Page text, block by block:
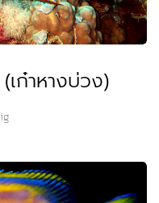
ก๋าหางบ่วง)